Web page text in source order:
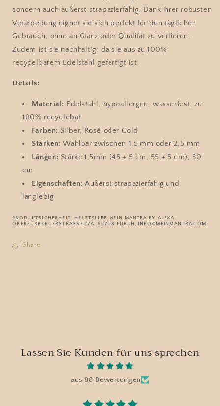
sondern auch äußerst strapazierfähig. Dank ihrer robusten
Verarbeitung eignet sie sich perfekt für den täglichen
Gebrauch, ohne an Glanz oder Qualität zu verlieren.
Zudem ist sie nachhaltig, da sie aus zu 100%
recycelbarem Edelstahl gefertigt ist.
Details:
Material: Edelstahl, hypoallergen, wasserfest, zu
100% recyclebar
Farben: Silber, Rosé oder Gold
Stärken: Wählbar zwischen 1,5 mm oder 2,5 mm
Längen: Stärke 1,5mm (45 + 5 cm, 55 + 5 cm), 60
cm
Eigenschaften: Äußerst strapazierfähig und
langlebig
PRODUKTSICHERHEIT: HERSTELLER MEIN MANTRA BY ALEXA
OBERFÜRBERGERSTRASSE 27A, 90768 FÜRTH, INFO@MEINMANTRA.COM
Share
Lassen Sie Kunden für uns sprechen
aus 88 Bewertungen